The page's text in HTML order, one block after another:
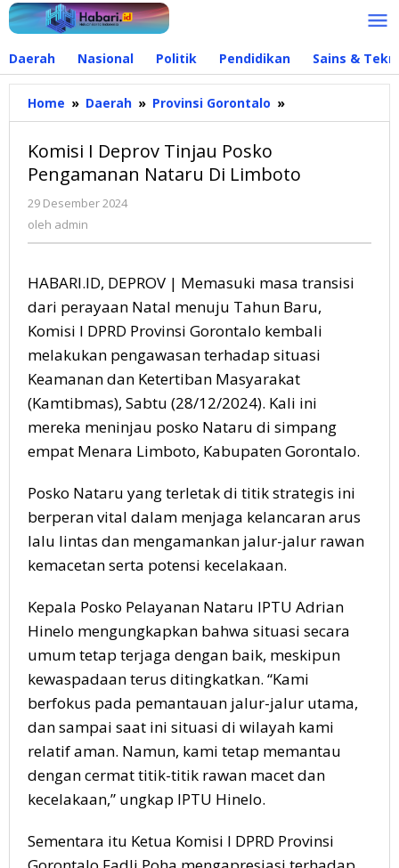
Lewati
ke
Daerah Nasional Politik Pendidikan Sains &
Home » Daerah » Provinsi Gorontalo »
I
Posko
Komisi I Deprov Tinjau Posko
Pengamanan Nataru Di Limboto
29 Desember 2024
oleh admin
HABARI.ID, DEPROV | Memasuki masa transisi
dari perayaan Natal menuju Tahun Baru,
Komisi I DPRD Provinsi Gorontalo kembali
melakukan pengawasan terhadap situasi
Keamanan dan Ketertiban Masyarakat
(Kamtibmas), Sabtu (28/12/2024). Kali ini
mereka meninjau posko Nataru di simpang
empat Menara Limboto, Kabupaten Gorontalo.
Posko Nataru yang terletak di titik strategis ini
berperan vital dalam menjaga kelancaran arus
lalu lintas dan mengamankan jalur-jalur rawan
kemacetan serta potensi kecelakaan.
Kepala Posko Pelayanan Nataru IPTU Adrian
Hinelo mengungkapkan bahwa situasi secara
umum tetap terjaga dengan baik, meskipun
kewaspadaan terus ditingkatkan. “Kami
berfokus pada pemantauan jalur-jalur utama,
dan sampai saat ini situasi di wilayah kami
relatif aman. Namun, kami tetap memantau
dengan cermat titik-titik rawan macet dan
kecelakaan,” ungkap IPTU Hinelo.
Sementara itu Ketua Komisi I DPRD Provinsi